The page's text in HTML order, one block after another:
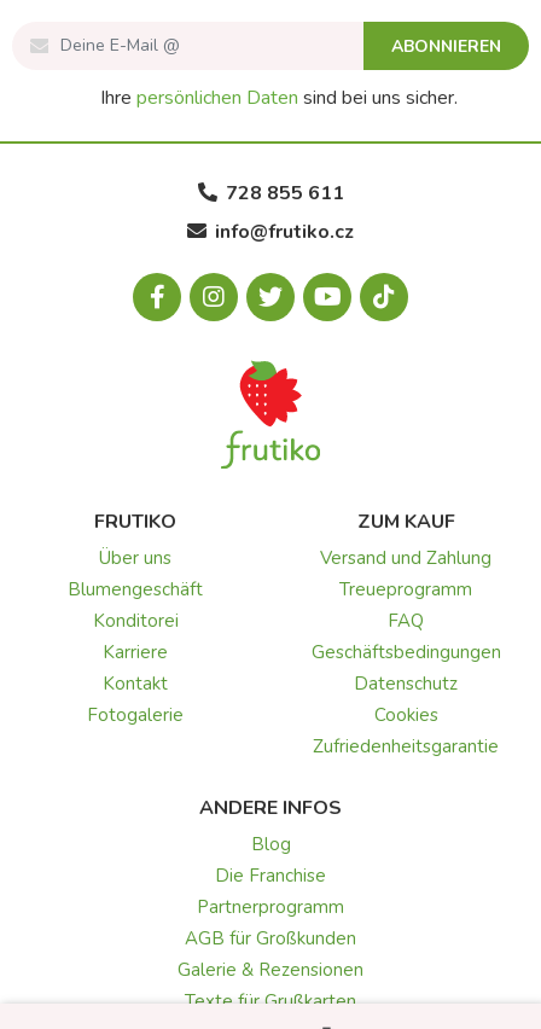
ABONNIEREN
Ihre persönlichen Daten sind bei uns sicher.
728 855 611
info@frutiko.cz
FRUTIKO
Über uns
Blumengeschäft
Konditorei
Karriere
Kontakt
Fotogalerie
ZUM KAUF
Versand und Zahlung
Treueprogramm
FAQ
Geschäftsbedingungen
Datenschutz
Cookies
Zufriedenheitsgarantie
ANDERE INFOS
Blog
Die Franchise
Partnerprogramm
AGB für Großkunden
Galerie & Rezensionen
Texte für Grußkarten